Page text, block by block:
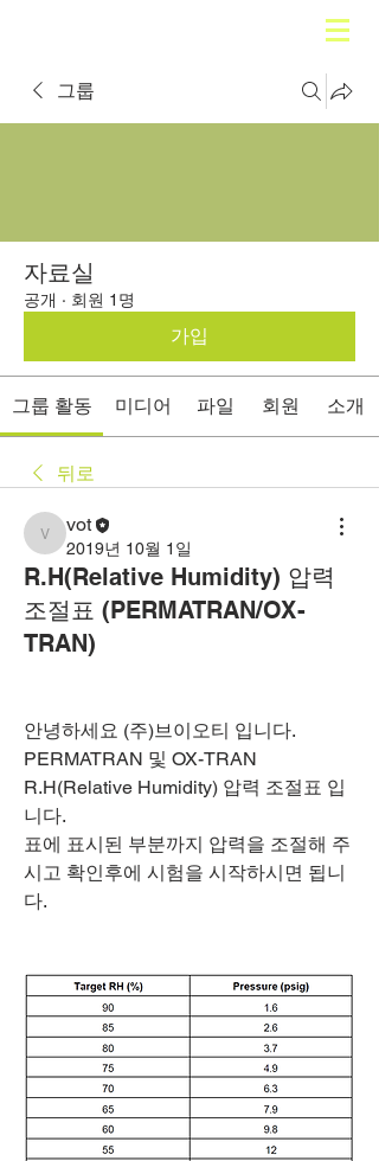
그룹
자료실
공개 · 회원 1명
가입
그룹 활동 미디어 파일 회원 소개
뒤로
vot
vot
2019년 10월 1일
R.H(Relative Humidity) 압력
조절표 (PERMATRAN/OX-
TRAN)
안녕하세요 (주)브이오티 입니다.
PERMATRAN 및 OX-TRAN
R.H(Relative Humidity) 압력 조절표 입
니다.
표에 표시된 부분까지 압력을 조절해 주
시고 확인후에 시험을 시작하시면 됩니
다.